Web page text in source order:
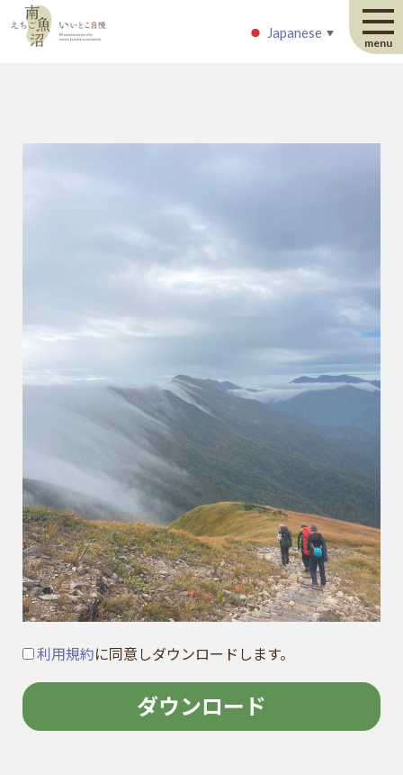
Japanese ▼
Japanese ▼
menu
利用規約に同意しダウンロードします。
ダウンロード